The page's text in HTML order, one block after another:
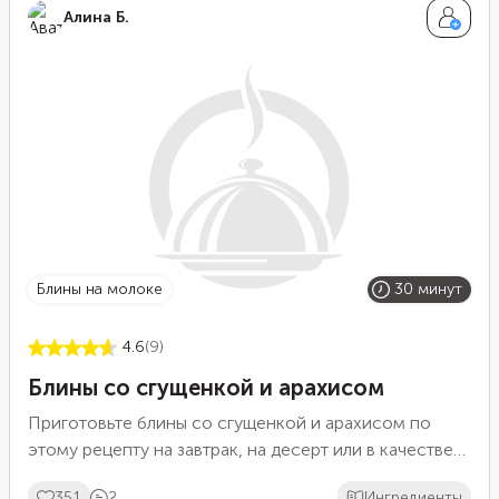
Алина Б.
блины на молоке 30 минут
4.6(9)
Блины со сгущенкой и арахисом
Приготовьте блины со сгущенкой и арахисом по
этому рецепту на завтрак, на десерт или в качестве